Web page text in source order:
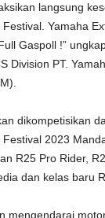
langsung
Yamaha
Gaspoll !”
Division PT.
dikompetisikan
2023
R25 Pro Rider,
dan kelas baru
mengendarai